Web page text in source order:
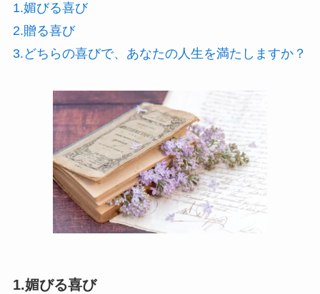
1.媚びる喜び
2.贈る喜び
3.どちらの喜びで、あなたの人生を満たしますか？
1.媚びる喜び